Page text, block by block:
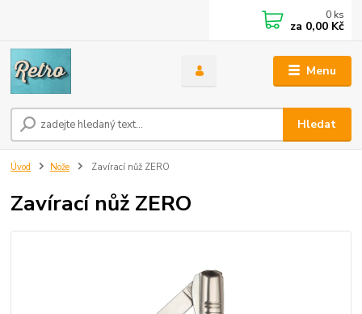
Menu
Hledat
0 ks
za 0,00 Kč
Úvod Nože Zavírací nůž ZERO
Zavírací nůž ZERO